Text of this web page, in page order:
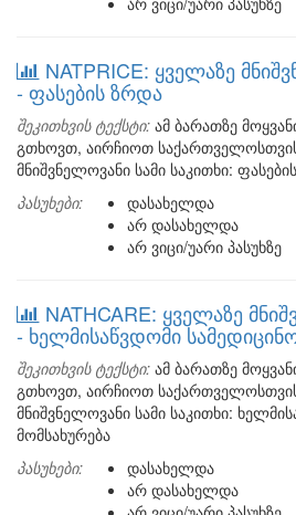
NATPRICE: ყველაზე
- ფასების ზრდა
შეკითხვის ტექსტი: ამ ბარათზე
გთხოვთ, აირჩიოთ
მნიშვნელოვანი სამი საკითხი:
პასუხები:
დასახელდა
არ დასახელდა
არ ვიცი/უარი პასუხზე
NATHCARE: ყველაზე
- ხელმისაწვდომი
შეკითხვის ტექსტი: ამ ბარათზე
გთხოვთ, აირჩიოთ
მნიშვნელოვანი სამი საკითხი:
მომსახურება
პასუხები:
დასახელდა
არ დასახელდა